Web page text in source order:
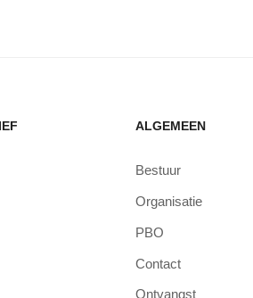
ALGEMEEN
Bestuur
Organisatie
PBO
Contact
Ontvangst